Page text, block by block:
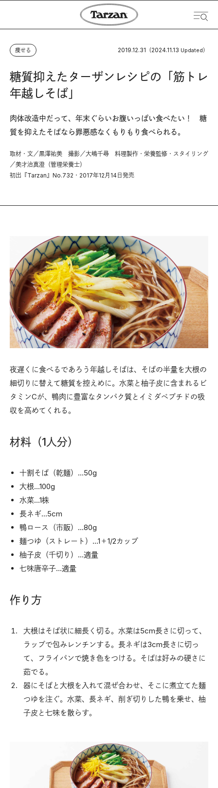
痩せる 2019.12.31 （2024.11.13 Updated）
糖質抑えたターザンレシピの「筋トレ
年越しそば」
肉体改造中だって、年末ぐらいお腹いっぱい食べたい！ 糖
質を抑えたそばなら罪悪感なくもりもり食べられる。
取材・文／黒澤祐美 撮影／大嶋千尋 料理製作・栄養監修・スタイリング
／美才治真澄（管理栄養士）
初出『Tarzan』No.732・2017年12月14日発売
夜遅くに食べるであろう年越しそばは、そばの半量を大根の
細切りに替えて糖質を控えめに。水菜と柚子皮に含まれるビ
タミンCが、鴨肉に豊富なタンパク質とイミダペプチドの吸
収を高めてくれる。
材料（1人分）
十割そば（乾麺）…50g
大根…100g
水菜…1株
長ネギ…5cm
鴨ロース（市販）…80g
麺つゆ（ストレート）…1＋1/2カップ
柚子皮（千切り）…適量
七味唐辛子…適量
作り方
大根はそば状に細長く切る。水菜は5cm長さに切って、
ラップで包みレンチンする。長ネギは3cm長さに切っ
て、フライパンで焼き色をつける。そばは好みの硬さに
茹でる。
器にそばと大根を入れて混ぜ合わせ、そこに煮立てた麺
つゆを注ぐ。水菜、長ネギ、削ぎ切りした鴨を乗せ、柚
子皮と七味を散らす。